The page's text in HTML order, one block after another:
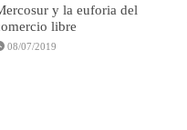
y la euforia del
libre
08/07/2019